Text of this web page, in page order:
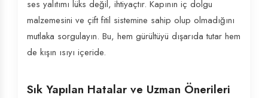
ses yalıtımı lüks değil, ihtiyaçtır. Kapının iç dolgu
malzemesini ve çift fitil sistemine sahip olup olmadığını
mutlaka sorgulayın. Bu, hem gürültüyü dışarıda tutar hem
de kışın ısıyı içeride.
Sık Yapılan Hatalar ve Uzman Önerileri